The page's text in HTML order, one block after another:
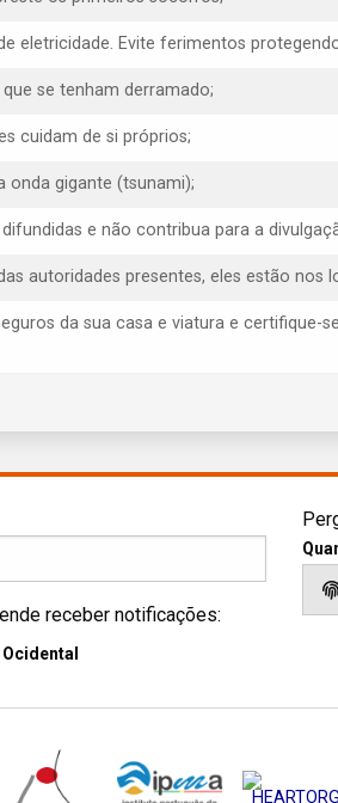
eletricidade. Evite ferimentos
se tenham derramado;
cuidam de si próprios;
onda gigante (tsunami);
e não contribua para a
autoridades presentes, eles estão nos
da sua casa e viatura e certifique-
receber notificações: